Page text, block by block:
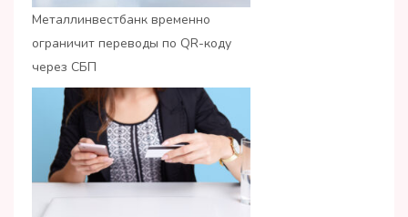
Металлинвестбанк временно
ограничит переводы по QR-коду
через СБП